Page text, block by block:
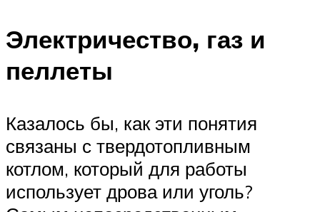
Электричество, газ и
пеллеты
Казалось бы, как эти понятия
связаны с твердотопливным
котлом, который для работы
использует дрова или уголь?